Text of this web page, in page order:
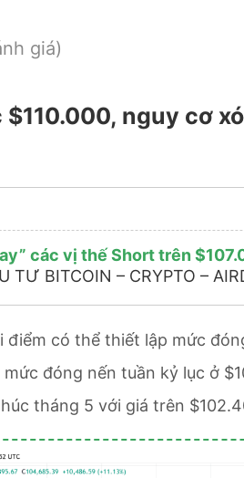
giá)
nguy cơ
các vị thế Short trên
TƯ BITCOIN – CRYPTO –
điểm có thể thiết lập mức
mức đóng nến tuần kỷ lục ở
tháng 5 với giá trên